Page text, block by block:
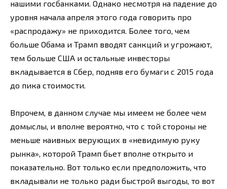
нашими госбанками. Однако несмотря на падение до
уровня начала апреля этого года говорить про
«распродажу» не приходится. Более того, чем
больше Обама и Трамп вводят санкций и угрожают,
тем больше США и остальные инвесторы
вкладывается в Сбер, подняв его бумаги с 2015 года
до пика стоимости.
Впрочем, в данном случае мы имеем не более чем
домыслы, и вполне вероятно, что с той стороны не
меньше наивных верующих в «невидимую руку
рынка», которой Трамп бьет вполне открыто и
показательно. Вот только если предположить, что
вкладывали не только ради быстрой выгоды, то вот